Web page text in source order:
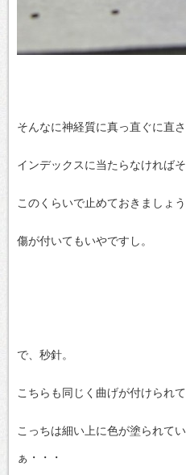
そんなに神経質に真っ直ぐに直
インデックスに当たらなければ
このくらいで止めておきましょう
傷が付いてもいやですし。
で、秒針。
こちらも同じく曲げが付けられて
こっちは細い上に色が塗られて
ぁ・・・